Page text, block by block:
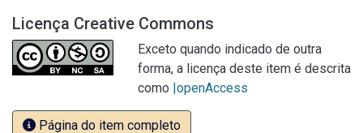
Licença Creative Commons
Exceto quando indicado de outra
forma, a licença deste item é descrita
como |openAccess
Página do item completo